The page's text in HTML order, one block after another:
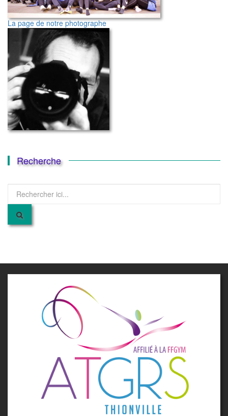
La page de notre photographe
Recherche
pour